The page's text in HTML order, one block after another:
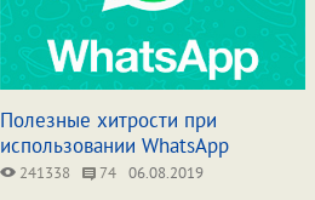
Полезные хитрости при
использовании WhatsApp
241338 74 06.08.2019